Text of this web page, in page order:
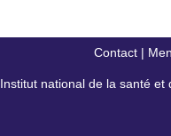
Contact|
Institut national de la santé et